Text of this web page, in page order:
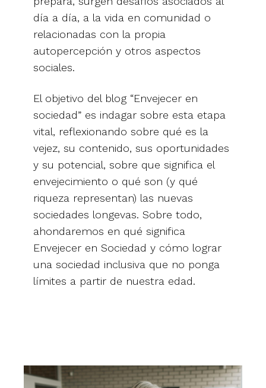
día a día, a la vida en comunidad o
relacionadas con la propia
autopercepción y otros aspectos
sociales.
El objetivo del blog “Envejecer en
sociedad” es indagar sobre esta etapa
vital, reflexionando sobre qué es la
vejez, su contenido, sus oportunidades
y su potencial, sobre que significa el
envejecimiento o qué son (y qué
riqueza representan) las nuevas
sociedades longevas. Sobre todo,
ahondaremos en qué significa
Envejecer en Sociedad y cómo lograr
una sociedad inclusiva que no ponga
límites a partir de nuestra edad.